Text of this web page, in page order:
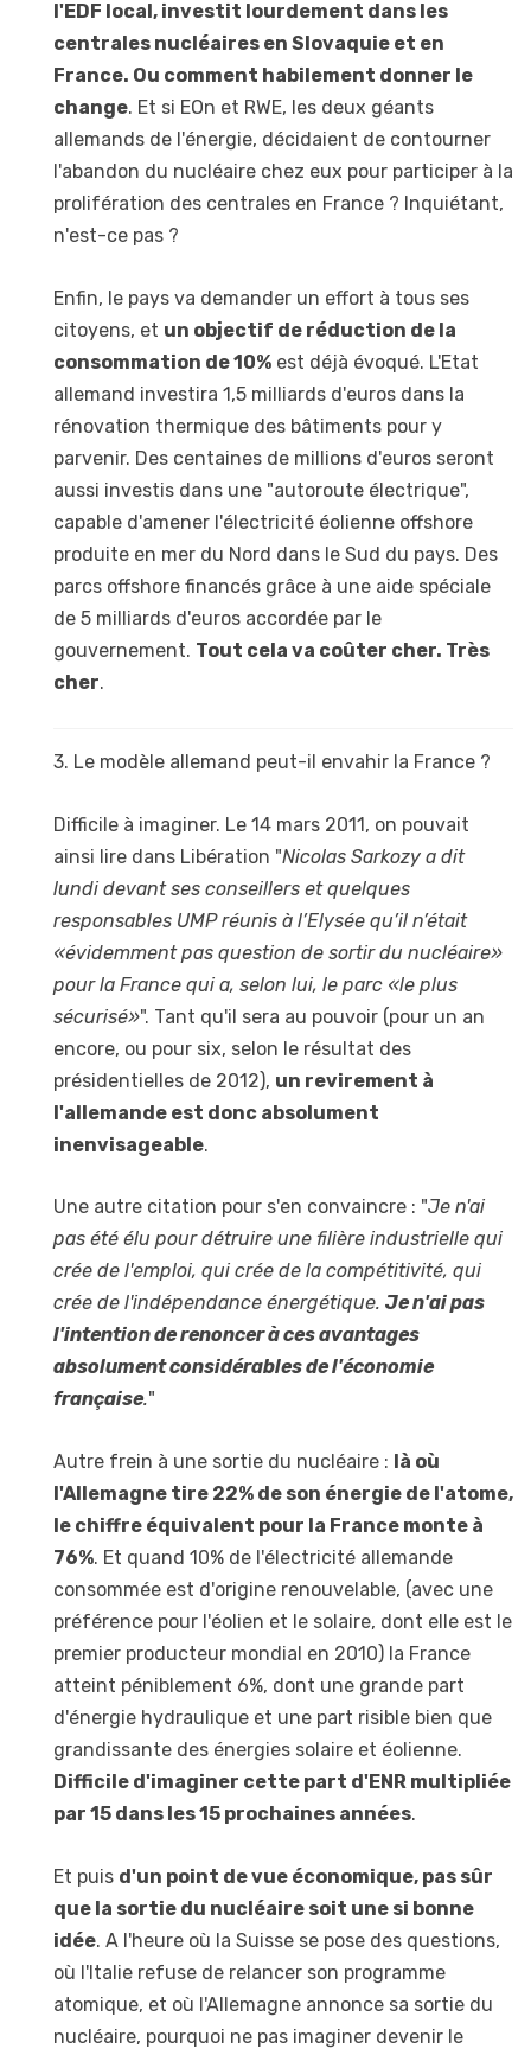
l'EDF local, investit lourdement dans les
centrales nucléaires en Slovaquie et en
France. Ou comment habilement donner le
change. Et si EOn et RWE, les deux géants
allemands de l'énergie, décidaient de contourner
l'abandon du nucléaire chez eux pour participer à la
prolifération des centrales en France ? Inquiétant,
n'est-ce pas ?
Enfin, le pays va demander un effort à tous ses
citoyens, et un objectif de réduction de la
consommation de 10% est déjà évoqué. L'Etat
allemand investira 1,5 milliards d'euros dans la
rénovation thermique des bâtiments pour y
parvenir. Des centaines de millions d'euros seront
aussi investis dans une "autoroute électrique",
capable d'amener l'électricité éolienne offshore
produite en mer du Nord dans le Sud du pays. Des
parcs offshore financés grâce à une aide spéciale
de 5 milliards d'euros accordée par le
gouvernement. Tout cela va coûter cher. Très
cher.
3. Le modèle allemand peut-il envahir la France ?
Difficile à imaginer. Le 14 mars 2011, on pouvait
ainsi lire dans Libération "Nicolas Sarkozy a dit
lundi devant ses conseillers et quelques
responsables UMP réunis à l’Elysée qu’il n’était
«évidemment pas question de sortir du nucléaire»
pour la France qui a, selon lui, le parc «le plus
sécurisé»". Tant qu'il sera au pouvoir (pour un an
encore, ou pour six, selon le résultat des
présidentielles de 2012), un revirement à
l'allemande est donc absolument
inenvisageable.
Une autre citation pour s'en convaincre : "Je n'ai
pas été élu pour détruire une filière industrielle qui
crée de l'emploi, qui crée de la compétitivité, qui
crée de l'indépendance énergétique. Je n'ai pas
l'intention de renoncer à ces avantages
absolument considérables de l'économie
française."
Autre frein à une sortie du nucléaire : là où
l'Allemagne tire 22% de son énergie de l'atome,
le chiffre équivalent pour la France monte à
76%. Et quand 10% de l'électricité allemande
consommée est d'origine renouvelable, (avec une
préférence pour l'éolien et le solaire, dont elle est le
premier producteur mondial en 2010) la France
atteint péniblement 6%, dont une grande part
d'énergie hydraulique et une part risible bien que
grandissante des énergies solaire et éolienne.
Difficile d'imaginer cette part d'ENR multipliée
par 15 dans les 15 prochaines années.
Et puis d'un point de vue économique, pas sûr
que la sortie du nucléaire soit une si bonne
idée. A l'heure où la Suisse se pose des questions,
où l'Italie refuse de relancer son programme
atomique, et où l'Allemagne annonce sa sortie du
nucléaire, pourquoi ne pas imaginer devenir le